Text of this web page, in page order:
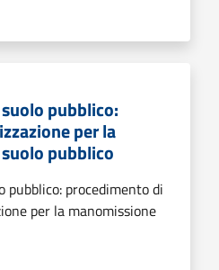
pubblico:
per la
pubblico
pubblico: procedimento di
per la manomissione